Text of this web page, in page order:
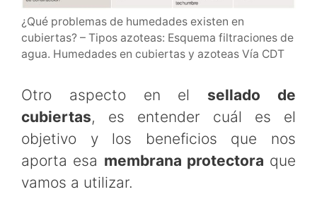
¿Qué problemas de humedades existen en
cubiertas? – Tipos azoteas: Esquema filtraciones de
agua. Humedades en cubiertas y azoteas Vía CDT
Otro aspecto en el sellado de
cubiertas, es entender cuál es el
objetivo y los beneficios que nos
aporta esa membrana protectora que
vamos a utilizar.